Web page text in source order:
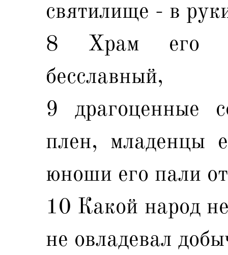
святилище - в
8 Храм его
бесславный,
9 драгоценные
плен, младенцы
юноши его пали
10 Какой народ
не овладевал